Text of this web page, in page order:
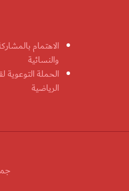
الاهتمام
والنسائية
الحملة التوعوية
الرياضية